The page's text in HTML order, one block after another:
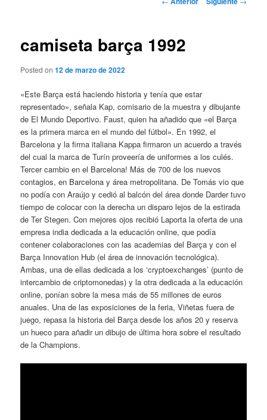
camiseta barça 1992
Posted on12 de marzo de 2022
«Este Barça está haciendo historia y tenía que estar
representado», señala Kap, comisario de la muestra y dibujante
de El Mundo Deportivo. Faust, quien ha añadido que «el Barça
es la primera marca en el mundo del fútbol». En 1992, el
Barcelona y la firma italiana Kappa firmaron un acuerdo a través
del cual la marca de Turín proveería de uniformes a los culés.
Tercer cambio en el Barcelona! Más de 700 de los nuevos
contagios, en Barcelona y área metropolitana. De Tomás vio que
no podía con Araújo y cedió al balcón del área donde Darder tuvo
tiempo de colocar con la derecha un disparo lejos de la estirada
de Ter Stegen. Con mejores ojos recibió Laporta la oferta de una
empresa india dedicada a la educación online, que podía
contener colaboraciones con las academias del Barça y con el
Barça Innovation Hub (el área de innovación tecnológica).
Ambas, una de ellas dedicada a los ‘cryptoexchanges’ (punto de
intercambio de criptomonedas) y la otra dedicada a la educación
online, ponían sobre la mesa más de 55 millones de euros
anuales. Una de las exposiciones de la feria, Viñetas fuera de
juego, repasa la historia del Barça desde los años 20 y reserva
un hueco para añadir un dibujo de última hora sobre el resultado
de la Champions.